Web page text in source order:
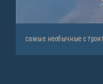
самые необычные